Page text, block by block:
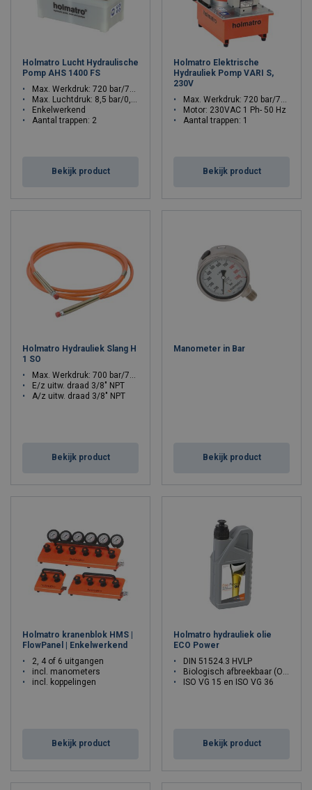
Holmatro Lucht Hydraulische
Pomp AHS 1400 FS
Max. Werkdruk: 720 bar/72 Mpa
Max. Luchtdruk: 8,5 bar/0,8 Mpa
Enkelwerkend
Aantal trappen: 2
Bekijk product
Holmatro Elektrische
Hydrauliek Pomp VARI S,
230V
Max. Werkdruk: 720 bar/72 Mpa
Motor: 230VAC 1 Ph- 50 Hz
Aantal trappen: 1
Bekijk product
Holmatro Hydrauliek Slang H
1 SO
Max. Werkdruk: 700 bar/70 Mpa
E/z uitw. draad 3/8" NPT
A/z uitw. draad 3/8" NPT
Bekijk product
Manometer in Bar
Bekijk product
Holmatro kranenblok HMS |
FlowPanel | Enkelwerkend
2, 4 of 6 uitgangen
incl. manometers
incl. koppelingen
Bekijk product
Holmatro hydrauliek olie
ECO Power
DIN 51524.3 HVLP
Biologisch afbreekbaar (OECD 301F)
ISO VG 15 en ISO VG 36
Bekijk product